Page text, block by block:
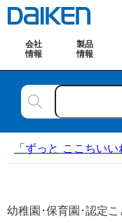
会社
情報
製品
情報
「ずっと ここちい
幼稚園･保育園･認定